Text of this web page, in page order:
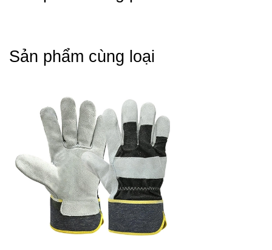
Sản phẩm cùng loại